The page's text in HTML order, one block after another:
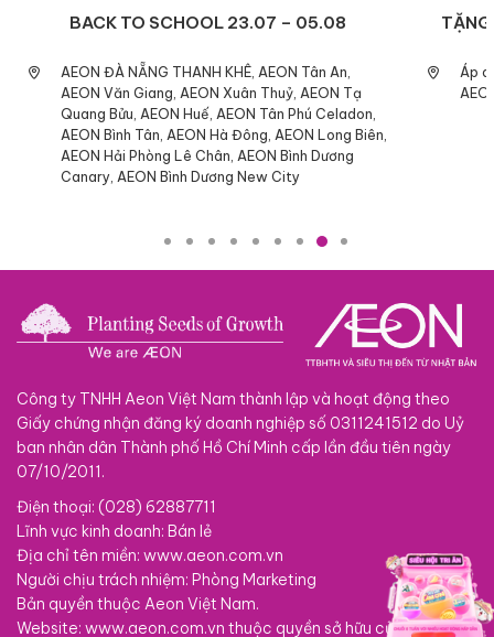
An,
Biên,
TẶNG CAFÉ TOPVALU CHO THÀNH VIÊN
Áp dụng tất cả các Store (Không áp dụng tại
AEON The Nine, AEON Đà Nẵng Thanh Khê)
Công ty TNHH Aeon Việt Nam thành lập và hoạt động theo
Giấy chứng nhận đăng ký doanh nghiệp số 0311241512 do Uỷ
ban nhân dân Thành phố Hồ Chí Minh cấp lần đầu tiên ngày
07/10/2011.
Điện thoại: (028) 62887711
Lĩnh vực kinh doanh: Bán lẻ
Địa chỉ tên miền: www.aeon.com.vn
Người chịu trách nhiệm: Phòng Marketing
Bản quyền thuộc Aeon Việt Nam.
Website: www.aeon.com.vn thuộc quyền sở hữu của Công ty